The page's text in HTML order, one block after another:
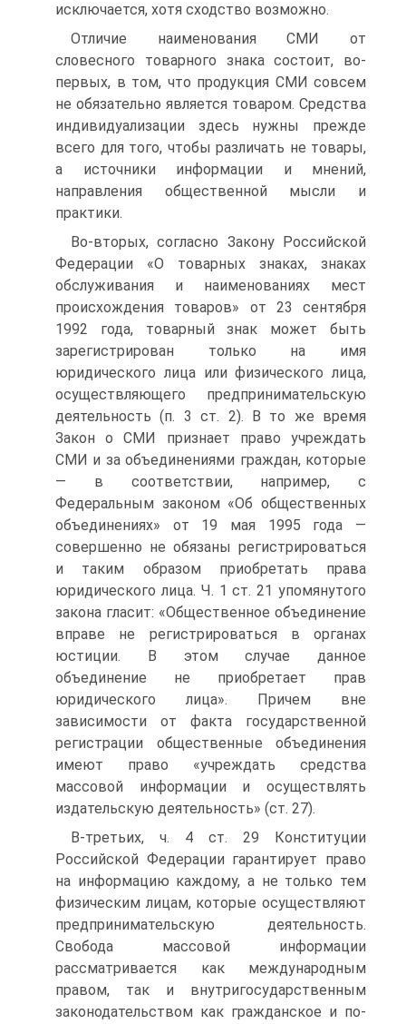
исключается, хотя сходство возможно.
Отличие наименования СМИ от
словесного товарного зна­ка состоит, во-
первых, в том, что продукция СМИ совсем
не обязательно является товаром. Средства
индивидуализации здесь нужны прежде
всего для того, чтобы различать не товары,
а источники информации и мнений,
направления общественной мысли и
практики.
Во-вторых, согласно Закону Российской
Федерации «О товарных знаках, знаках
обслуживания и наименованиях мест
происхождения товаров» от 23 сентября
1992 года, товарный знак может быть
зарегистрирован только на имя
юридического лица или физического лица,
осуществляю­щего предпринимательскую
деятельность (п. 3 ст. 2). В то же время
Закон о СМИ признает право учреждать
СМИ и за объединениями граждан, которые
— в соответствии, напри­мер, с
Федеральным законом «Об общественных
объедине­ниях» от 19 мая 1995 года —
совершенно не обязаны регист­рироваться
и таким образом приобретать права
юридического лица. Ч. 1 ст. 21 упомянутого
закона гласит: «Общественное объединение
вправе не регистрироваться в органах
юсти­ции. В этом случае данное
объединение не приобретает прав
юридического лица». Причем вне
зависимости от факта го­сударственной
регистрации общественные объединения
име­ют право «учреждать средства
массовой информации и осу­ществлять
издательскую деятельность» (ст. 27).
В-третьих, ч. 4 ст. 29 Конституции
Российской Федера­ции гарантирует право
на информацию каждому, а не толь­ко тем
физическим лицам, которые осуществляют
предпри­нимательскую деятельность.
Свобода массовой информации
рассматривается как международным
правом, так и внутри­государственным
законодательством как гражданское и по­